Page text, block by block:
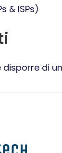
& ISPs)
disporre di